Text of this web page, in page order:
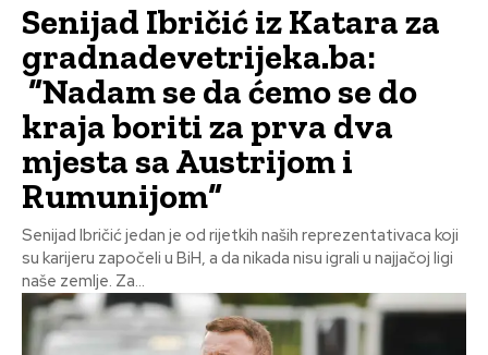
Senijad Ibričić iz Katara za
gradnadevetrijeka.ba:
“Nadam se da ćemo se do
kraja boriti za prva dva
mjesta sa Austrijom i
Rumunijom“
Senijad Ibričić jedan je od rijetkih naših reprezentativaca koji
su karijeru započeli u BiH, a da nikada nisu igrali u najjačoj ligi
naše zemlje. Za...